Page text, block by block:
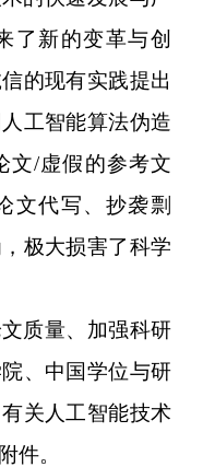
了新的变革与创
的现有实践提出
工智能算法伪造
文/虚假的参考文
文代写、抄袭剽
极大损害了科学
质量、加强科研
、中国学位与研
关人工智能技术
件。